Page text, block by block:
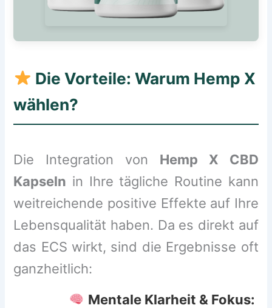
Die Vorteile: Warum Hemp X
wählen?
Die Integration von Hemp X CBD
Kapseln in Ihre tägliche Routine kann
weitreichende positive Effekte auf Ihre
Lebensqualität haben. Da es direkt auf
das ECS wirkt, sind die Ergebnisse oft
ganzheitlich:
Mentale Klarheit & Fokus: